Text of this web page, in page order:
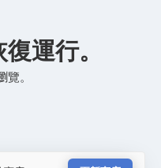
運行。
。